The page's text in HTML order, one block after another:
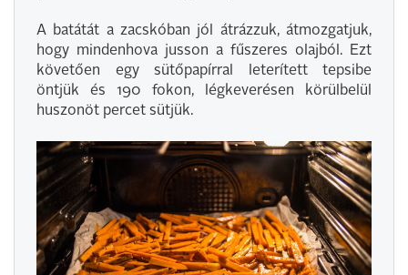
A batátát a zacskóban jól átrázzuk, átmozgatjuk,
hogy mindenhova jusson a fűszeres olajból. Ezt
követően egy sütőpapírral leterített tepsibe
öntjük és 190 fokon, légkeverésen körülbelül
huszonöt percet sütjük.